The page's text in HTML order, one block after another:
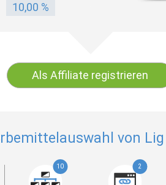
10,00 %
Als Affiliate registrieren
von Lig
10 2